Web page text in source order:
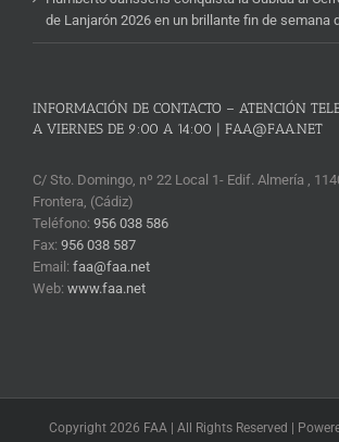
de Lanjarón 2026 en un brillante fin de semana
INFORMACIÓN DE CONTACTO – ATENCIÓN
A VIERNES DE 9:00 A 14:00 | FAA@FAA.NET
C/ Sto. Domingo, nº 22 Local 1- Edif. Almería ,
Frontera, (Cádiz)
Teléfono: 956 038 586
Fax: 956 038 587
Email: faa@faa.net
Web: www.faa.net
Copyright 2026 FAA | All Rights Reserved |